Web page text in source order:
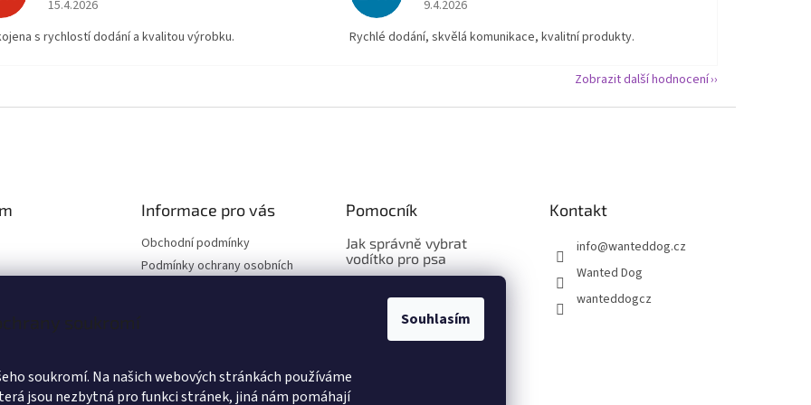
soukromí
soukromí. Na našich webových stránkách používáme
jsou nezbytná pro funkci stránek, jiná nám pomáhají
Souhlasím
15.4.2026
s rychlostí dodání a kvalitou výrobku.
9.4.2026
Rychlé dodání, skvělá komunikace, kvalitní produkty.
Zobrazit další hodnocení
Informace pro vás
Obchodní podmínky
Podmínky ochrany osobních
Velkoobchod
Affiliate program
Pomocník
Jak správně vybrat
vodítko pro psa
vybrat obleček pro psa
Jak správně změřit a
Kontakt
info@wanteddog.cz
Wanted Dog
wanteddogcz